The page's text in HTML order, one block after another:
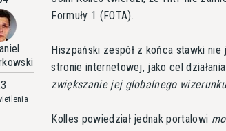
Formuły 1 (FOTA).
Hiszpański zespół z końca stawki
stronie internetowej, jako cel
zwiększanie jej globalnego
Kolles powiedział jednak portalowi